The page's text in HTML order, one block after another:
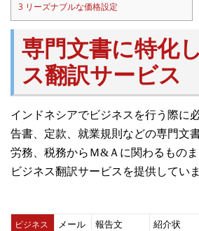
3 リーズナブルな価格設定
専門文書に特化
ス翻訳サービス
インドネシアでビジネスを行う際に
告書、定款、就業規則などの専門文
労務、税務からＭ&Ａに関わるもの
ビジネス翻訳サービスを提供していま
ビジネス
メール
報告文
紹介状